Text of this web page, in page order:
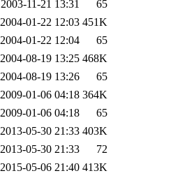
2003-11-21 13:31
65
2004-01-22 12:03 451K
2004-01-22 12:04
65
2004-08-19 13:25 468K
2004-08-19 13:26
65
2009-01-06 04:18 364K
2009-01-06 04:18
65
2013-05-30 21:33 403K
2013-05-30 21:33
72
2015-05-06 21:40 413K